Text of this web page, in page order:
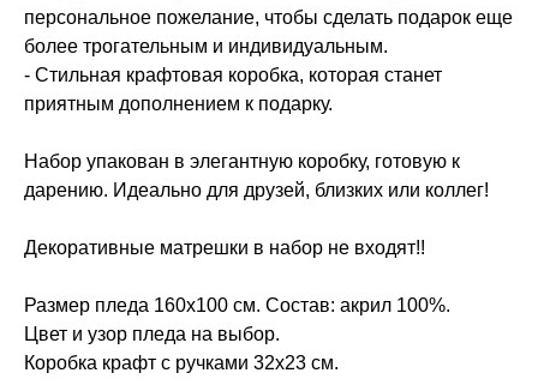
персональное пожелание, чтобы сделать подарок еще
более трогательным и индивидуальным.
- Стильная крафтовая коробка, которая станет
приятным дополнением к подарку.
Набор упакован в элегантную коробку, готовую к
дарению. Идеально для друзей, близких или коллег!
Декоративные матрешки в набор не входят!!
Размер пледа 160х100 см. Состав: акрил 100%.
Цвет и узор пледа на выбор.
Коробка крафт с ручками 32х23 см.